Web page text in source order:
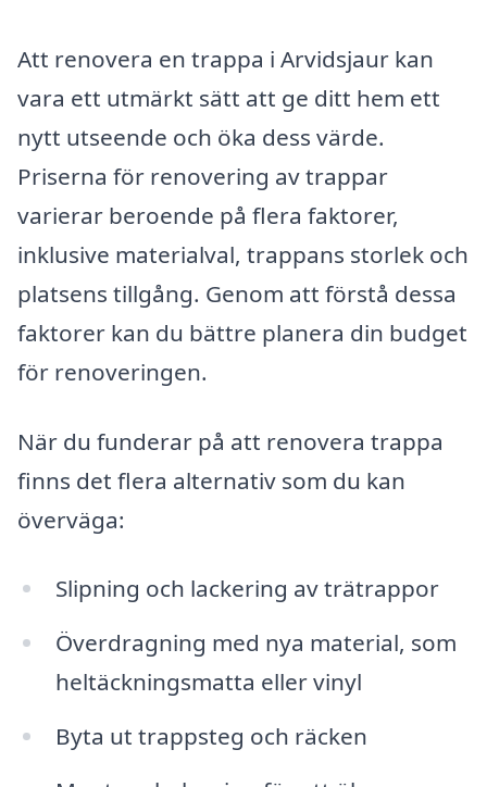
Att renovera en trappa i Arvidsjaur kan
vara ett utmärkt sätt att ge ditt hem ett
nytt utseende och öka dess värde.
Priserna för renovering av trappar
varierar beroende på flera faktorer,
inklusive materialval, trappans storlek och
platsens tillgång. Genom att förstå dessa
faktorer kan du bättre planera din budget
för renoveringen.
När du funderar på att renovera trappa
finns det flera alternativ som du kan
överväga:
Slipning och lackering av trätrappor
Överdragning med nya material, som
heltäckningsmatta eller vinyl
Byta ut trappsteg och räcken